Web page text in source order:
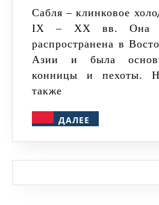
Сабля – клинковое холодное оружие. С
IX – XX вв. Она
распространена в
Азии и была
конницы и пехоты.
также
ДАЛЕЕ